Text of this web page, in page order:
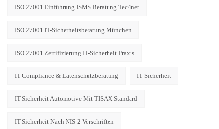
ISO 27001 Einführung ISMS Beratung Tec4net
ISO 27001 IT-Sicherheitsberatung München
ISO 27001 Zertifizierung IT-Sicherheit Praxis
IT-Compliance & Datenschutzberatung IT-Sicherheit
IT-Sicherheit Automotive Mit TISAX Standard
IT-Sicherheit Nach NIS-2 Vorschriften